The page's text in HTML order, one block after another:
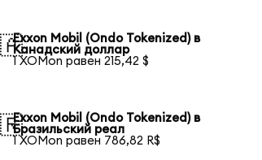
Exxon Mobil (Ondo Tokenized) в
Канадский доллар
1 XOMon равен 215,42 $
Exxon Mobil (Ondo Tokenized) в
Бразильский реал
1 XOMon равен 786,82 R$